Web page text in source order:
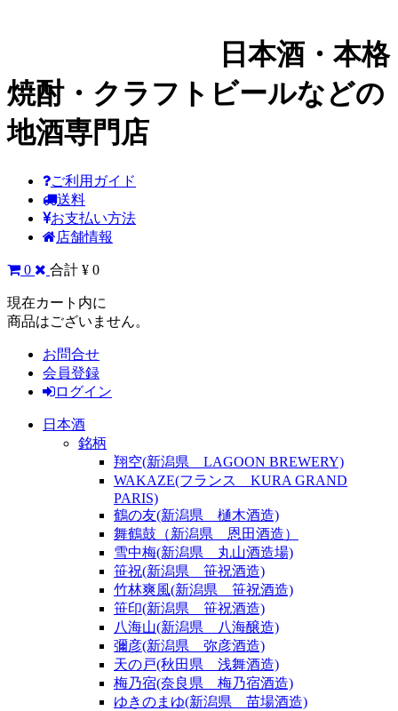
日本酒・本格
焼酎・クラフトビールなどの
地酒専門店
ご利用ガイド
送料
お支払い方法
店舗情報
0 合計 ¥ 0
現在カート内に
商品はございません。
お問合せ
会員登録
ログイン
日本酒
銘柄
翔空(新潟県 LAGOON BREWERY)
WAKAZE(フランス KURA GRAND
PARIS)
鶴の友(新潟県 樋木酒造)
舞鶴鼓（新潟県 恩田酒造）
雪中梅(新潟県 丸山酒造場)
笹祝(新潟県 笹祝酒造)
竹林爽風(新潟県 笹祝酒造)
笹印(新潟県 笹祝酒造)
八海山(新潟県 八海醸造)
彌彦(新潟県 弥彦酒造)
天の戸(秋田県 浅舞酒造)
梅乃宿(奈良県 梅乃宿酒造)
ゆきのまゆ(新潟県 苗場酒造)